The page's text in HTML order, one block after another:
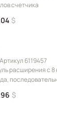
счетчика
$
Артикул 6119457
расширения с
с межканальной
сигналов: 0 ~
$